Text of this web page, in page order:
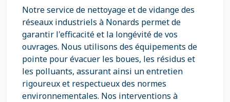
Notre service de nettoyage et de vidange des
réseaux industriels à Nonards permet de
garantir l'efficacité et la longévité de vos
ouvrages. Nous utilisons des équipements de
pointe pour évacuer les boues, les résidus et
les polluants, assurant ainsi un entretien
rigoureux et respectueux des normes
environnementales. Nos interventions à